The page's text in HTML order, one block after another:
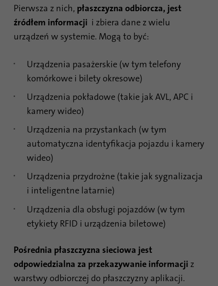
Pierwsza z nich, płaszczyzna odbiorcza, jest
źródłem informacji i zbiera dane z wielu
urządzeń w systemie. Mogą to być:
Urządzenia pasażerskie (w tym telefony
komórkowe i bilety okresowe)
Urządzenia pokładowe (takie jak AVL, APC i
kamery wideo)
Urządzenia na przystankach (w tym
automatyczna identyfikacja pojazdu i kamery
wideo)
Urządzenia przydrożne (takie jak sygnalizacja
i inteligentne latarnie)
Urządzenia dla obsługi pojazdów (w tym
etykiety RFID i urządzenia biletowe)
Pośrednia płaszczyzna sieciowa jest
odpowiedzialna za przekazywanie informacji z
warstwy odbiorczej do płaszczyzny aplikacji.